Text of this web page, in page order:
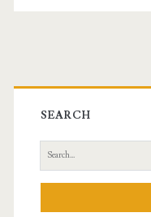
SEARCH
e
r